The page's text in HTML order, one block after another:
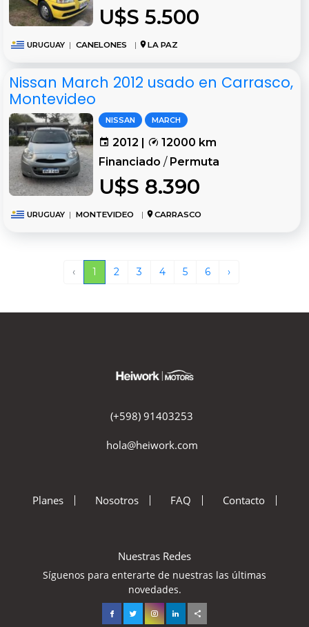
U$S 5.500
URUGUAY | CANELONES | LA PAZ
Nissan March 2012 usado en Carrasco,
Montevideo
NISSAN MARCH
2012 |
12000 km
Financiado / Permuta
U$S 8.390
URUGUAY | MONTEVIDEO | CARRASCO
‹ 1 2 3 4 5 6 ›
(+598) 91403253
hola@heiwork.com
Planes Nosotros FAQ Contacto
Nuestras Redes
Síguenos para enterarte de nuestras las últimas
novedades.